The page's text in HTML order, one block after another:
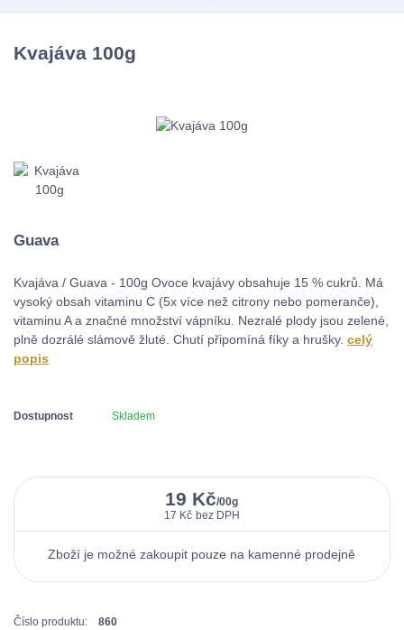
Kvajáva 100g
Guava
Kvajáva / Guava - 100g Ovoce kvajávy obsahuje 15 % cukrů. Má
vysoký obsah vitaminu C (5x více než citrony nebo pomeranče),
vitaminu A a značné množství vápníku. Nezralé plody jsou zelené,
plně dozrálé slámově žluté. Chutí připomíná fíky a hrušky. celý
popis
Dostupnost Skladem
19 Kč/00g
17 Kč bez DPH
Číslo produktu:
860